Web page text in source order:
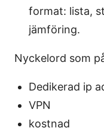
format: lista,
jämföring.
Nyckelord som
Dedikerad ip
VPN
kostnad